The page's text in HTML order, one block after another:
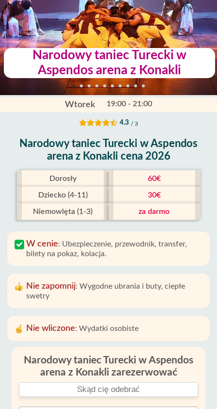
Narodowy taniec Turecki w
Aspendos arena z Konakli
Wtorek 19:00 - 21:00
4.3 / 3
Narodowy taniec Turecki w Aspendos
arena z Konakli cena 2026
Dorosły 60€
Dziecko (4-11) 30€
Niemowlęta (1-3) za darmo
W cenie: Ubezpieczenie, przewodnik, transfer,
bilety na pokaz, kolacja.
Nie zapomnij: Wygodne ubrania i buty, ciepłe
swetry
Nie wliczone: Wydatki osobiste
Narodowy taniec Turecki w Aspendos
arena z Konakli zarezerwować